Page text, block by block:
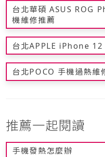
台北華碩 ASUS ROG
機維修推薦
台北APPLE iPhone
台北POCO 手機過熱維
推薦一起閱讀
手機發熱怎麼辦